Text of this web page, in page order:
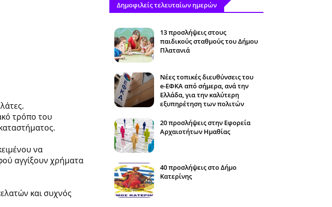
τρόπο του
να
αγγίξουν χρήματα
και συχνός
Δημοφιλείς τελευταίων ημερών
13 προσλήψεις στους
παιδικούς σταθμούς του Δήμου
Πλατανιά
Νέες τοπικές διευθύνσεις του
e-ΕΦΚΑ από σήμερα, ανά την
Ελλάδα, για την καλύτερη
εξυπηρέτηση των πολιτών
20 προσλήψεις στην Εφορεία
Αρχαιοτήτων Ημαθίας
40 προσλήψεις στο Δήμο
Κατερίνης